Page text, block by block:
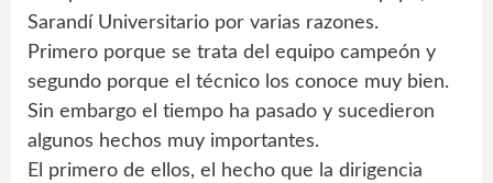
Sarandí Universitario por varias razones.
Primero porque se trata del equipo campeón y
segundo porque el técnico los conoce muy bien.
Sin embargo el tiempo ha pasado y sucedieron
algunos hechos muy importantes.
El primero de ellos, el hecho que la dirigencia